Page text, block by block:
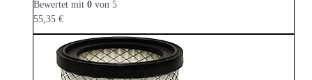
Bewertet mit0 von 5
55,35€